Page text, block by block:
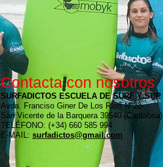
Contacta con nosotros
SURFADICTOS ESCUELA DE SURF Y SUP
Avda. Franciso Giner De Los Ríos Nº20
San Vicente de la Barquera 39540 (Cantabria)
TELÉFONO: (+34) 660 585 994
E-MAIL: surfadictos@gmail.com